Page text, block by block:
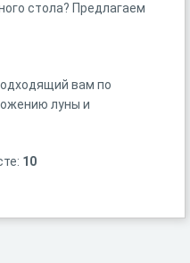
стола? Предлагаем
вам по
луны и
10